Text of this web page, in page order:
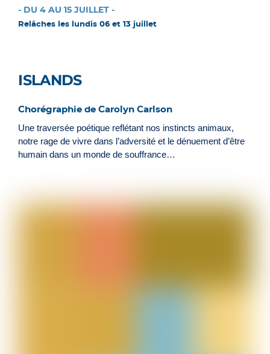
- DU 4 AU 15 JUILLET -
Relâches les lundis 06 et 13 juillet
ISLANDS
Chorégraphie de Carolyn Carlson
Une traversée poétique reflétant nos instincts animaux,
notre rage de vivre dans l’adversité et le dénuement d’être
humain dans un monde de souffrance…